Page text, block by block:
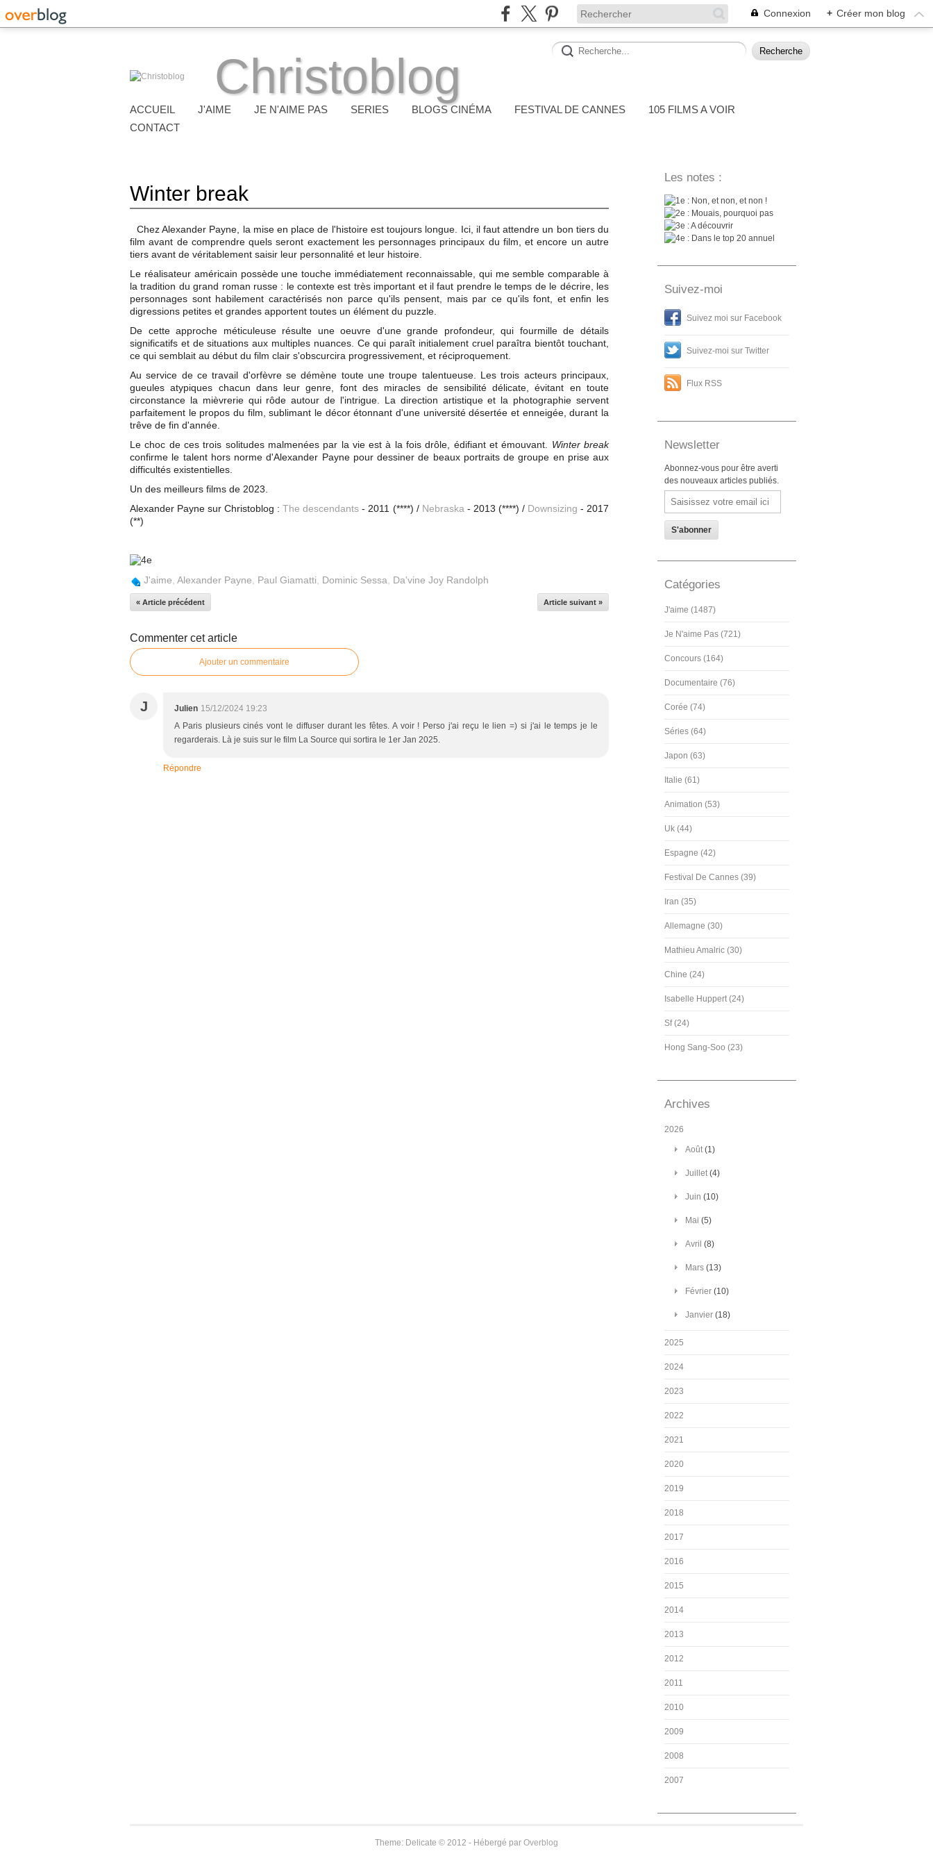
Connexion + Créer mon blog
Christoblog
ACCUEIL J'AIME JE N'AIME PAS SERIES BLOGS CINÉMA FESTIVAL DE CANNES
105 FILMS A VOIR
CONTACT
Winter break
Chez Alexander Payne, la mise en place de l'histoire est toujours longue. Ici, il faut attendre un bon tiers du
film avant de comprendre quels seront exactement les personnages principaux du film, et encore un autre
tiers avant de véritablement saisir leur personnalité et leur histoire.
Le réalisateur américain possède une touche immédiatement reconnaissable, qui me semble comparable à
la tradition du grand roman russe : le contexte est très important et il faut prendre le temps de le décrire, les
personnages sont habilement caractérisés non parce qu'ils pensent, mais par ce qu'ils font, et enfin les
digressions petites et grandes apportent toutes un élément du puzzle.
De cette approche méticuleuse résulte une oeuvre d'une grande profondeur, qui fourmille de détails
significatifs et de situations aux multiples nuances. Ce qui paraît initialement cruel paraîtra bientôt touchant,
ce qui semblait au début du film clair s'obscurcira progressivement, et réciproquement.
Au service de ce travail d'orfèvre se démène toute une troupe talentueuse. Les trois acteurs principaux,
gueules atypiques chacun dans leur genre, font des miracles de sensibilité délicate, évitant en toute
circonstance la mièvrerie qui rôde autour de l'intrigue. La direction artistique et la photographie servent
parfaitement le propos du film, sublimant le décor étonnant d'une université désertée et enneigée, durant la
trêve de fin d'année.
Le choc de ces trois solitudes malmenées par la vie est à la fois drôle, édifiant et émouvant. Winter break
confirme le talent hors norme d'Alexander Payne pour dessiner de beaux portraits de groupe en prise aux
difficultés existentielles.
Un des meilleurs films de 2023.
Alexander Payne sur Christoblog : The descendants - 2011 (****) / Nebraska - 2013 (****) / Downsizing - 2017
(**)
J'aime Alexander Payne Paul Giamatti Dominic Sessa Da'vine Joy Randolph
« Article précédent Article suivant »
Commenter cet article
Ajouter un commentaire
J Julien 15/12/2024 19:23
A Paris plusieurs cinés vont le diffuser durant les fêtes. A voir ! Perso j'ai reçu le lien =) si j'ai le temps je le
regarderais. Là je suis sur le film La Source qui sortira le 1er Jan 2025.
Répondre
Les notes :
: Non, et non, et non !
: Mouais, pourquoi pas
: A découvrir
: Dans le top 20 annuel
Suivez-moi
Suivez moi sur Facebook
Suivez-moi sur Twitter
Flux RSS
Newsletter
Abonnez-vous pour être averti
des nouveaux articles publiés.
Email
Catégories
J'aime (1487)
Je N'aime Pas (721)
Concours (164)
Documentaire (76)
Corée (74)
Séries (64)
Japon (63)
Italie (61)
Animation (53)
Uk (44)
Espagne (42)
Festival De Cannes (39)
Iran (35)
Allemagne (30)
Mathieu Amalric (30)
Chine (24)
Isabelle Huppert (24)
Sf (24)
Hong Sang-Soo (23)
Archives
2026
Août(1)
Juillet(4)
Juin (10)
Mai (5)
Avril (8)
Mars (13)
Février (10)
Janvier (18)
2025
2024
2023
2022
2021
2020
2019
2018
2017
2016
2015
2014
2013
2012
2011
2010
2009
2008
2007
Theme: Delicate © 2012 - Hébergé par Overblog